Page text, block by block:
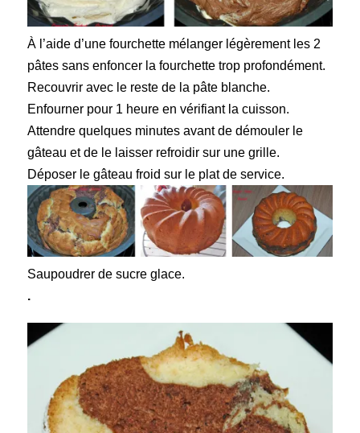
À l’aide d’une fourchette mélanger légèrement les 2
pâtes sans enfoncer la fourchette trop profondément.
Recouvriravec le reste de la pâte blanche.
Enfournerpour 1 heure en vérifiant la cuisson.
Attendre quelques minutesavant de démouler le
gâteau et de le laisser refroidir sur une grille.
Déposerle gâteau froid sur le plat de service.
Saupoudrerde sucre glace.
.